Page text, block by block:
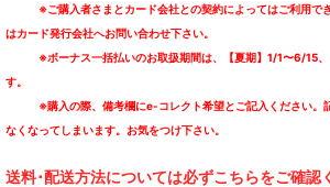
VIDEODROME
Blood In, Blood out
Whip Records
※ご購入者さまとカード会社との契約によってはご利用でき
はカード発行会社へお問い合わせ下さい。
※ボーナス一括払いのお取扱期間は、【夏期】1/1〜6/15、
す。
※購入の際、備考欄にe-コレクト希望とご記入ください。記
なくなってしまいます。お気をつけ下さい。
送料･配送方法については必ずこちらをご確認